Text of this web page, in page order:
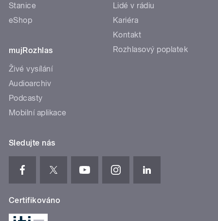
Stanice
eShop
mujRozhlas
Živé vysílání
Audioarchiv
Podcasty
Mobilní aplikace
Lidé v rádiu
Kariéra
Kontakt
Rozhlasový poplatek
Sledujte nás
Certifikováno